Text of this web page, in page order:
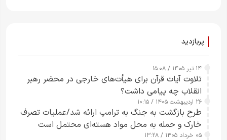
پربازدید
۱۴ تیر ۱۴۰۵ / ۱۵:۰۸
تلاوت آیات قرآن برای هیأت‌های خارجی در محضر رهبر
انقلاب چه پیامی داشت؟
۲۶ اردیبهشت ۱۴۰۵ / ۱۰:۱۵
طرح‌ بازگشت به جنگ به ترامپ ارائه شد/عملیات تصرف
خارک و حمله به محل مواد هسته‌ای محتمل است
۰۵ خرداد ۱۴۰۵ / ۱۳:۲۸